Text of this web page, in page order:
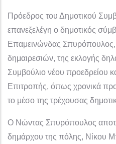
Πρόεδρος του Δημοτικού
επανεξελέγη ο δημοτικός
Επαμεινώνδας Σπυρόπουλος,
δημαιρεσιών, της εκλογής
Συμβούλιο νέου προεδρείου
Επιτροπής, όπως χρονικά
το μέσο της τρέχουσας
Ο Νώντας Σπυρόπουλος
δημάρχου της πόλης, Νίκου